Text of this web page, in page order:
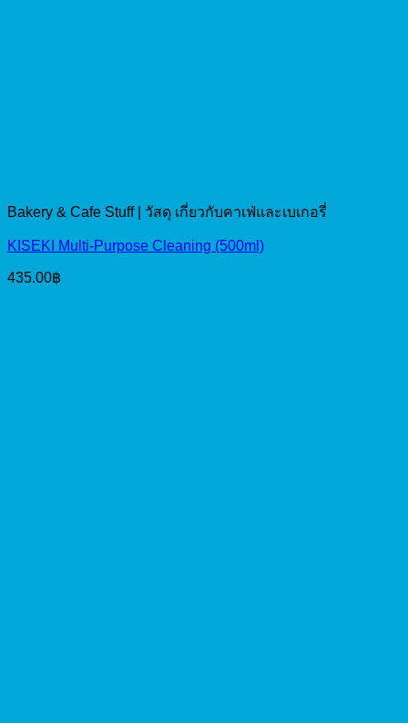
Bakery & Cafe Stuff | วัสดุ เกี่ยวกับคาเฟ่และเบเกอรี่
KISEKI Multi-Purpose Cleaning (500ml)
435.00฿